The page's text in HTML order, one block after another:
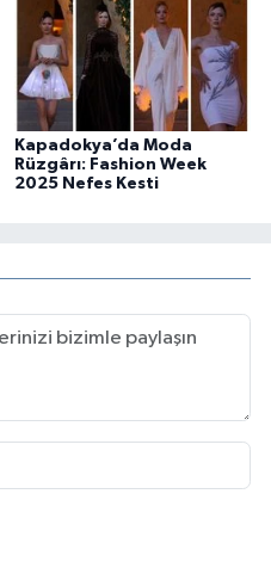
Kapadokya’da Moda
Rüzgârı: Fashion Week
2025 Nefes Kesti